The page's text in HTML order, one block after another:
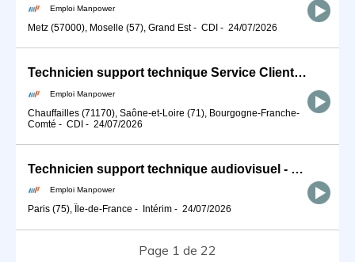
Emploi Manpower
Metz (57000), Moselle (57), Grand Est- CDI - 24/07/2026
Technicien support technique Service Clients (Machines Spéciales) (H/F)
Emploi Manpower
Chauffailles (71170), Saône-et-Loire (71), Bourgogne-Franche-
Comté - CDI - 24/07/2026
Technicien support technique audiovisuel - 7ème arrondissement (H/F)
Emploi Manpower
Paris (75), Île-de-France - Intérim - 24/07/2026
Page 1 de 22